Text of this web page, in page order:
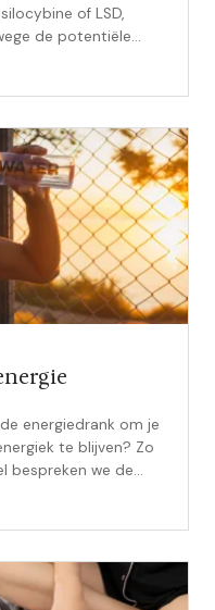
of LSD,
de potentiële
energiedrank om je
te blijven? Zo
bespreken we de